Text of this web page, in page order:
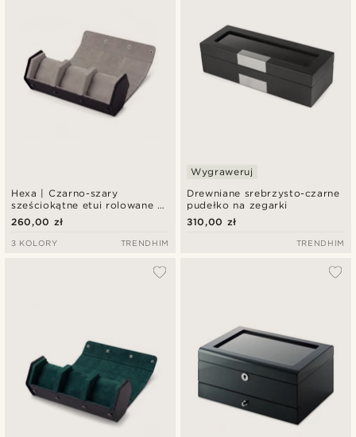
Hexa | Czarno-szary
sześciokątne etui rolowane z
ekologicznej skóry na 3
zegarki
260,00 zł
3 KOLORY TRENDHIM
Drewniane srebrzysto-czarne
pudełko na zegarki
Wygraweruj
310,00 zł
TRENDHIM